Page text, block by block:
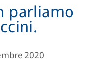
parliamo
2020